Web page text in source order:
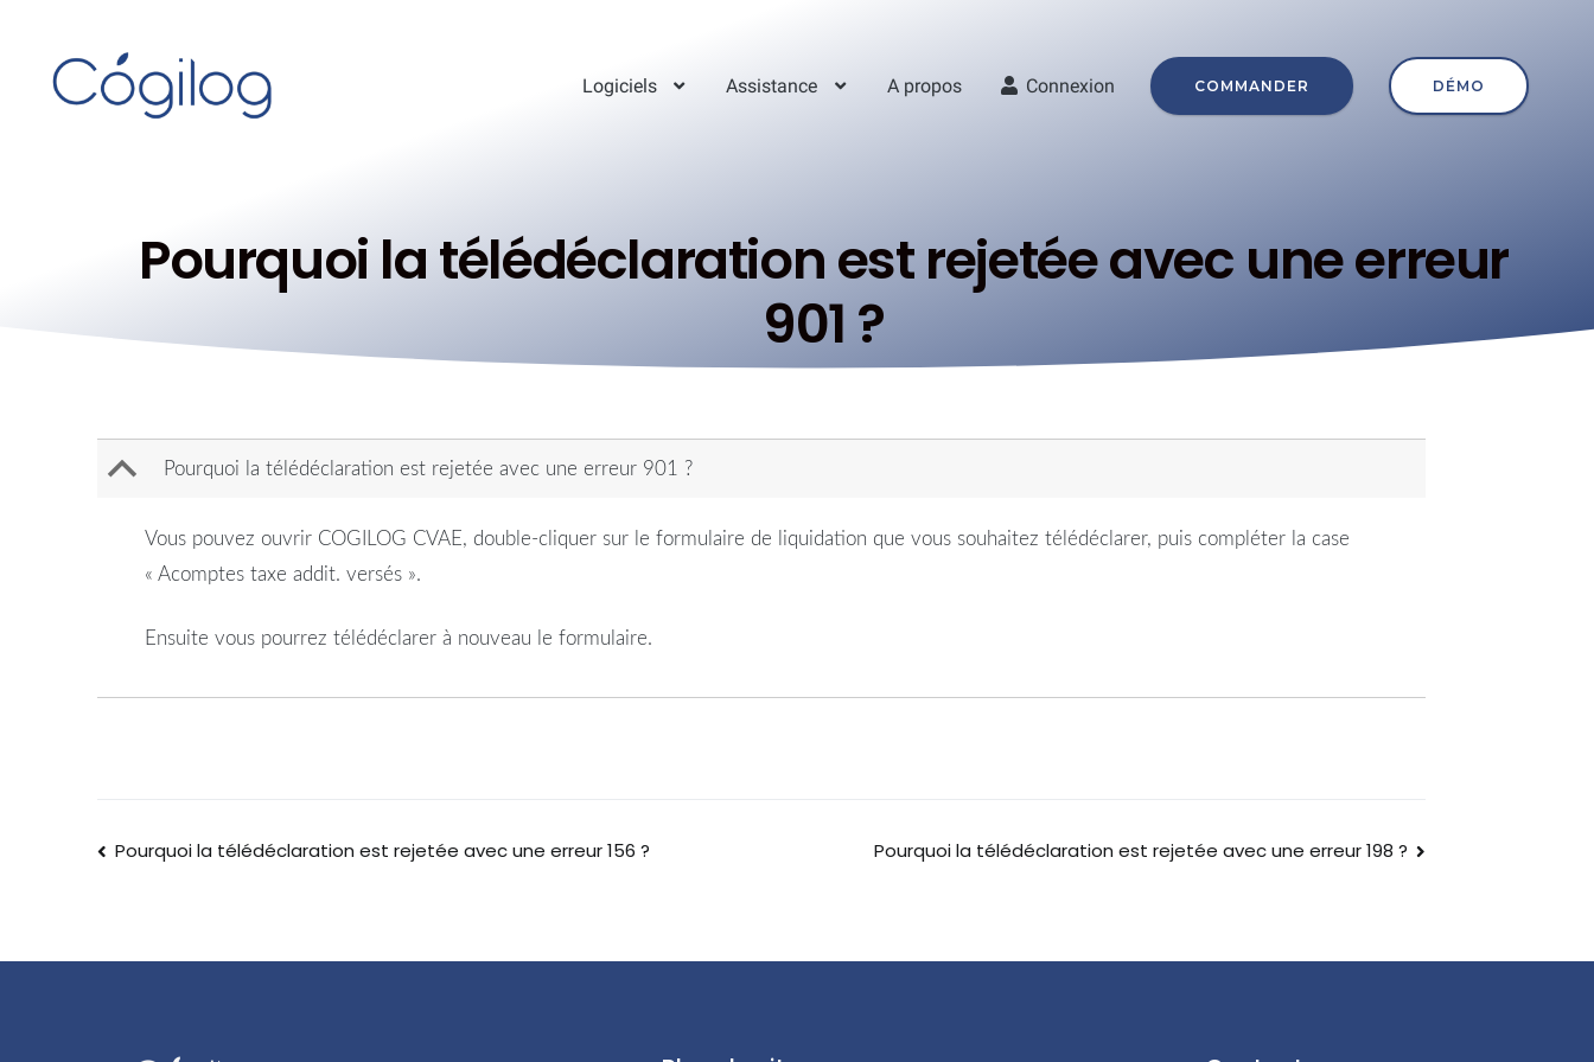
Logiciels Assistance A propos Connexion COMMANDER DÉMO
Pourquoi la télédéclaration est rejetée avec une erreur
901 ?
B Pourquoi la télédéclaration est rejetée avec une erreur 901 ?
Vous pouvez ouvrir COGILOG CVAE, double-cliquer sur le formulaire de liquidation que vous souhaitez télédéclarer, puis compléter la case
« Acomptes taxe addit. versés ».
Ensuite vous pourrez télédéclarer à nouveau le formulaire.
Pourquoi la télédéclaration est rejetée avec une erreur 156 ? Pourquoi la télédéclaration est rejetée avec une erreur 198 ?